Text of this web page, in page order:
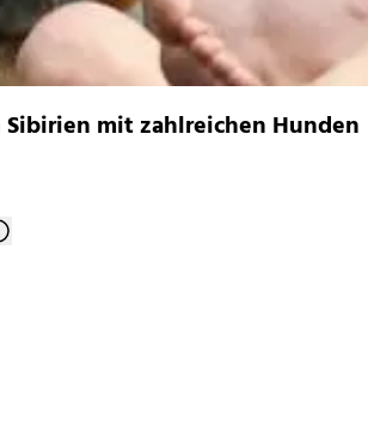
mit zahlreichen Hunden